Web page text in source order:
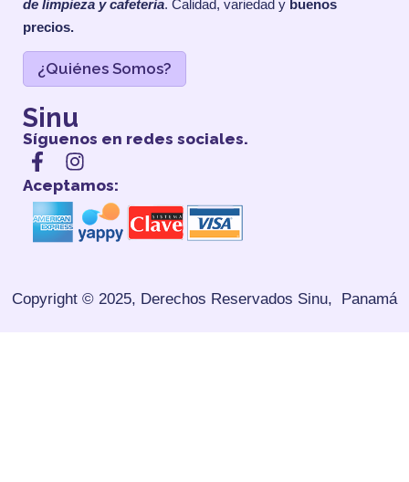
de limpieza y cafetería. Calidad, variedad y buenos
precios.
¿Quiénes Somos?
Sinu
Síguenos en redes sociales.
Aceptamos:
Copyright © 2025, Derechos Reservados Sinu, Panamá